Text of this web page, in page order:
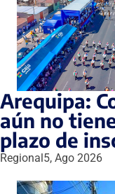
Arequipa:
aún no
plazo de
Regional5, Ago 2026